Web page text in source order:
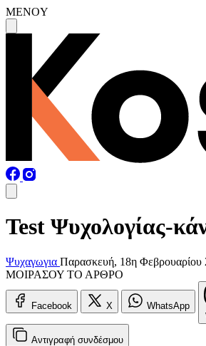
MENOY
Test Ψυχολογίας-
Ψυχαγωγια Παρασκευή, 18η Φεβρουαρίου
ΜΟΙΡΑΣΟΥ ΤΟ ΑΡΘΡΟ
Facebook X
WhatsApp
Αντιγραφή συνδέσμου